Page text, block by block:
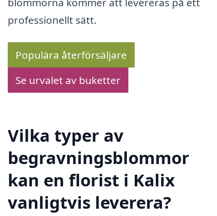
professionellt sätt.
Populära återförsäljare
Se urvalet av buketter
Vilka typer av
begravningsblommor
kan en florist i Kalix
vanligtvis leverera?